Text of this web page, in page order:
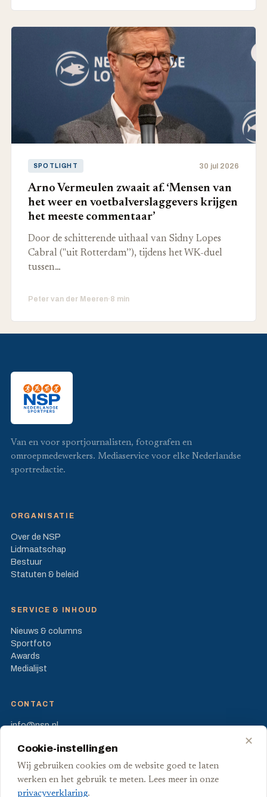
SPOTLIGHT 30 jul 2026
Arno Vermeulen zwaait af. ‘Mensen van
het weer en voetbalverslaggevers krijgen
het meeste commentaar’
Door de schitterende uithaal van Sidny Lopes
Cabral ("uit Rotterdam’’), tijdens het WK-duel
tussen…
Peter van der Meeren·8 min
Van en voor sportjournalisten, fotografen en
omroepmedewerkers. Mediaservice voor elke Nederlandse
sportredactie.
ORGANISATIE
Over de NSP
Lidmaatschap
Bestuur
Statuten & beleid
SERVICE & INHOUD
Nieuws & columns
Sportfoto
Awards
Medialijst
CONTACT
info@nsp.nl
2595 BM Den Haag
✕
Cookie-instellingen
Wij gebruiken cookies om de website goed te laten
werken en het gebruik te meten. Lees meer in onze
privacyverklaring.